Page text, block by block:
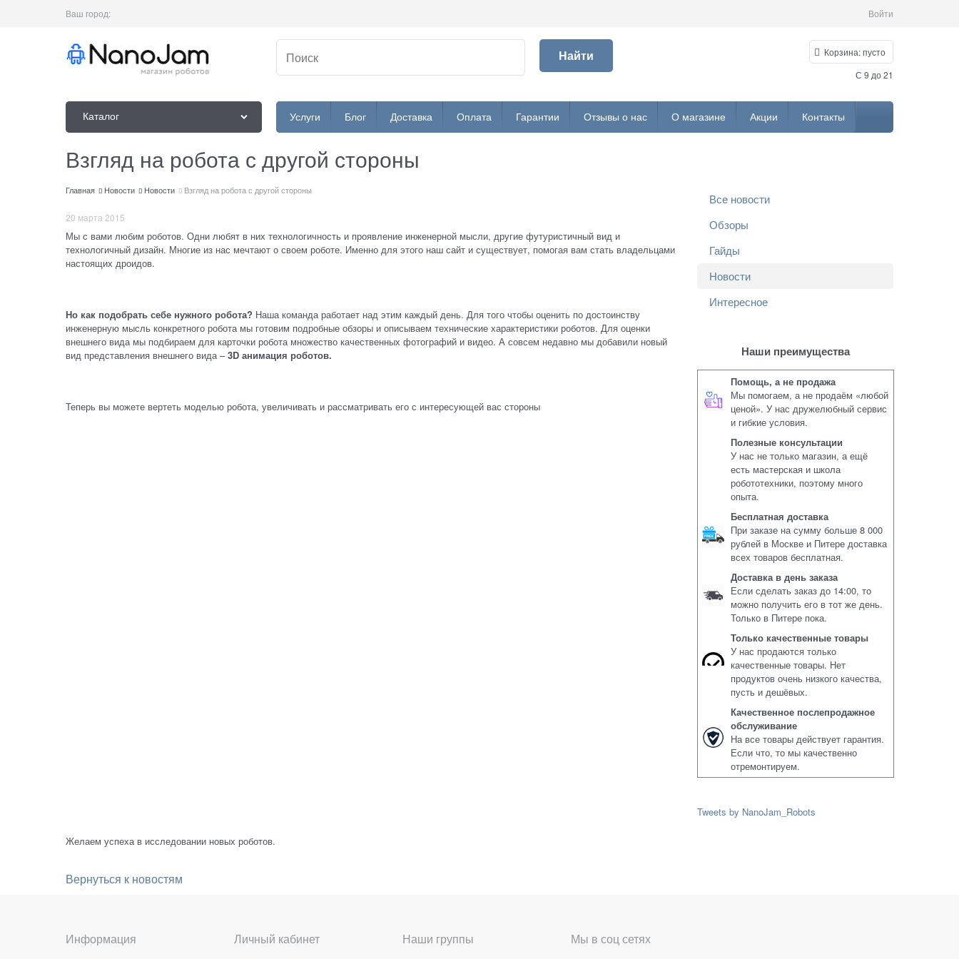
Ваш город: Войти
Найти Корзина:пусто
С 9 до 21
Каталог Услуги Блог Доставка Оплата Гарантии Отзывы о нас О магазине Акции Контакты
Взгляд на робота с другой стороны
Главная Новости Новости Взгляд на робота с другой стороны
20 марта 2015
Мы с вами любим роботов. Одни любят в них технологичность и проявление инженерной мысли, другие футуристичный вид и
технологичный дизайн. Многие из нас мечтают о своем роботе. Именно для этого наш сайт и существует, помогая вам стать владельцами
настоящих дроидов.
Но как подобрать себе нужного робота? Наша команда работает над этим каждый день. Для того чтобы оценить по достоинству
инженерную мысль конкретного робота мы готовим подробные обзоры и описываем технические характеристики роботов. Для оценки
внешнего вида мы подбираем для карточки робота множество качественных фотографий и видео. А совсем недавно мы добавили новый
вид представления внешнего вида –3D анимация роботов.
Теперь вы можете вертеть моделью робота, увеличивать и рассматривать его с интересующей вас стороны
Желаем успеха в исследовании новых роботов.
Вернуться к новостям
Все новости
Обзоры
Гайды
Новости
Интересное
Наши преимущества
Помощь, а не продажа
Мы помогаем, а не продаём «любой
ценой». У нас дружелюбный сервис
и гибкие условия.
Полезные консультации
У нас не только магазин, а ещё
есть мастерская и школа
робототехники, поэтому много
опыта.
Бесплатная доставка
При заказе на сумму больше 8 000
рублей в Москве и Питере доставка
всех товаров бесплатная.
Доставка в день заказа
Если сделать заказ до 14:00, то
можно получить его в тот же день.
Только в Питере пока.
Только качественные товары
У нас продаются только
качественные товары. Нет
продуктов очень низкого качества,
пусть и дешёвых.
Качественное послепродажное
обслуживание
На все товары действует гарантия.
Если что, то мы качественно
отремонтируем.
Tweets by NanoJam_Robots
Информация Личный кабинет Наши группы Мы в соц сетях